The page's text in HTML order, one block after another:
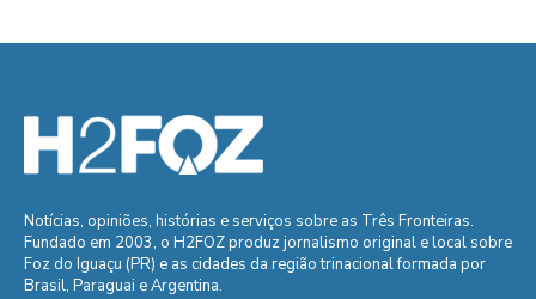
Notícias, opiniões, histórias e serviços sobre as Três Fronteiras.
Fundado em 2003, o H2FOZ produz jornalismo original e local sobre
Foz do Iguaçu (PR) e as cidades da região trinacional formada por
Brasil, Paraguai e Argentina.